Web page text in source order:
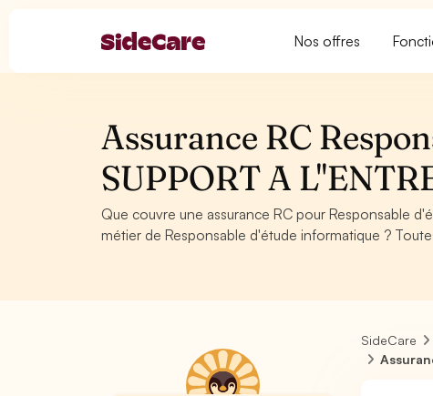
Nos offres
Assurance RC
SUPPORT A
Que couvre une assurance RC pour Responsable
métier de Responsable d'étude informatique ?
SideCare